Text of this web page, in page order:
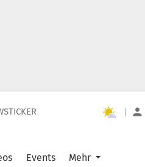
|
Events Mehr